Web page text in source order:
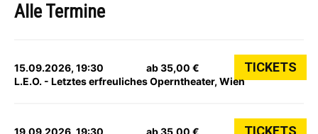
Alle Termine
15.09.2026, 19:30
L.E.O. - Letztes erfreuliches Operntheater, Wien
ab 35,00 € TICKETS
19.09.2026, 19:30
ab 35,00 €